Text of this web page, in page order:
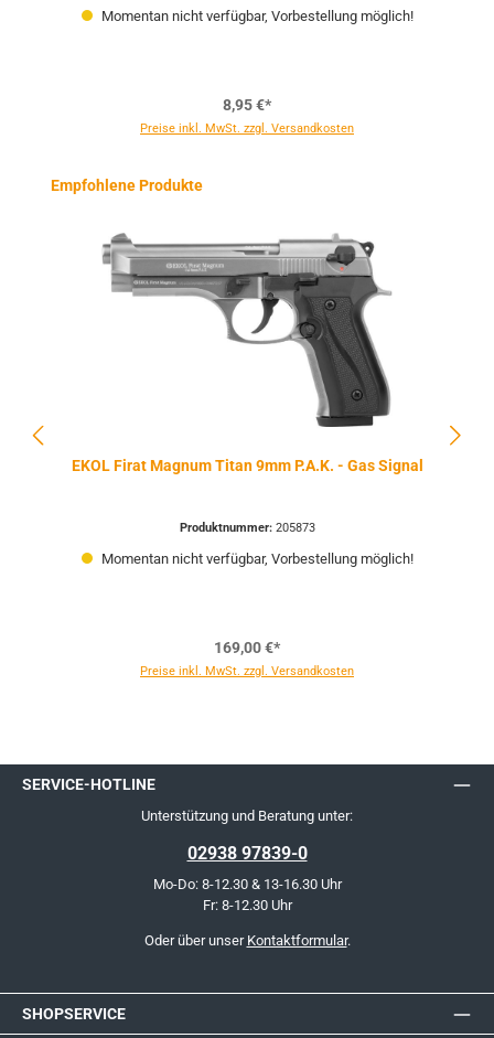
Momentan nicht verfügbar, Vorbestellung möglich!
8,95 €*
Preise inkl. MwSt. zzgl. Versandkosten
Produktgalerie überspringen
Empfohlene Produkte
EKOL Firat Magnum Titan 9mm P.A.K. - Gas Signal
Produktnummer: 205873
Momentan nicht verfügbar, Vorbestellung möglich!
169,00 €*
Preise inkl. MwSt. zzgl. Versandkosten
SERVICE-HOTLINE
Unterstützung und Beratung unter:
02938 97839-0
Mo-Do: 8-12.30 & 13-16.30 Uhr
Fr: 8-12.30 Uhr
Oder über unser Kontaktformular.
SHOPSERVICE